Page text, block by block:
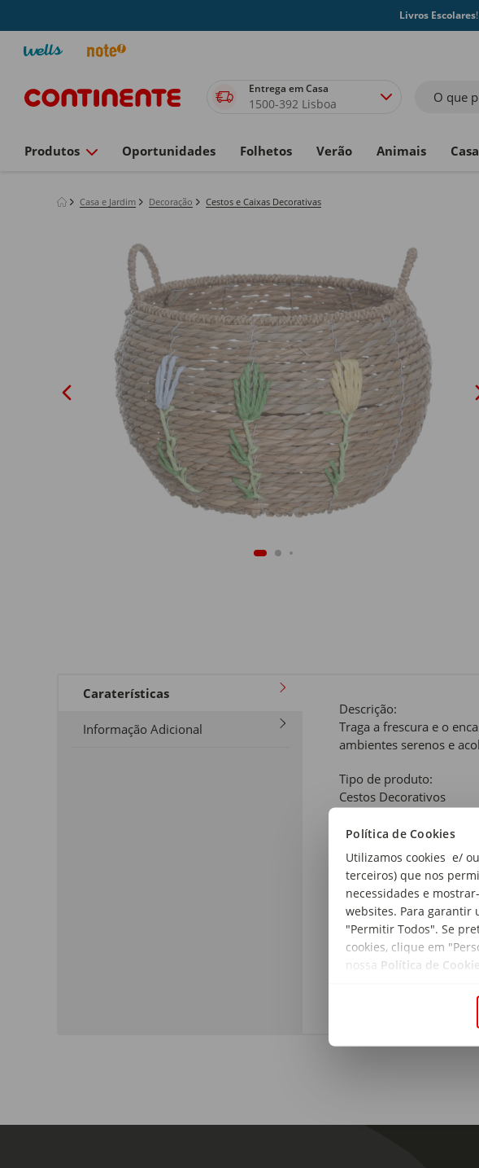
Política de Cookies
Utilizamos cookies e/
terceiros) que nos
necessidades e
websites. Para garantir
"Permitir Todos". Se
cookies, clique em
nossa Política de
Livros Escolares
Entrega em Casa
1500-392 Lisboa O que
Produtos Oportunidades Folhetos Verão Animais Casa
Casa e Jardim Decoração Cestos e Caixas Decorativas
Caraterísticas
Informação Adicional
Descrição:
Traga a frescura e o
ambientes serenos e
Tipo de produto:
Cestos Decorativos
Cor:
Natural, Verde e Amarelo
Material:
Seagrass, Corda de
Dimensões:
Diâmetro x Altura: 33 x